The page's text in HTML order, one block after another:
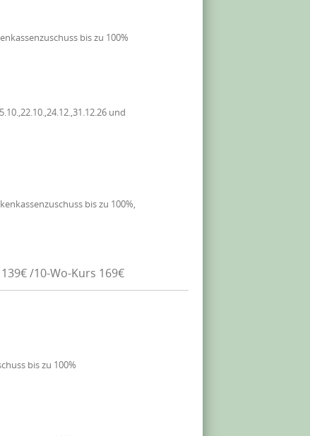
bis zu 100%
und
bis zu 100%,
/10-Wo-Kurs 169€
bis zu 100%